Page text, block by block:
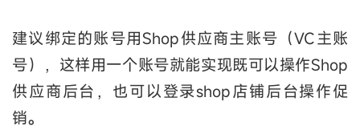
建议绑定的账号用Shop供应商主账号（VC主账
号），这样用一个账号就能实现既可以操作Shop
供应商后台，也可以登录shop店铺后台操作促
销。